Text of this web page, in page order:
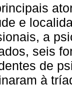
e
a
seis
de
à